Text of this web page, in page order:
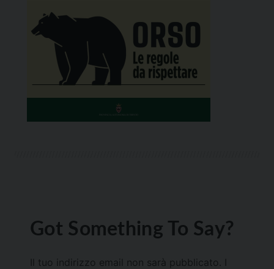
Got Something To Say?
Il tuo indirizzo email non sarà pubblicato.